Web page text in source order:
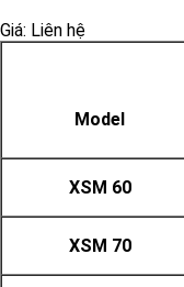
Giá: Liên hệ
Model
XSM 60
XSM 70